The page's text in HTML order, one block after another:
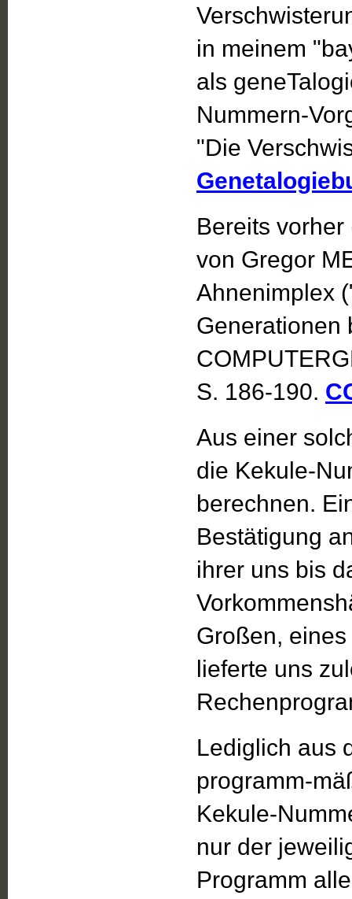
in meinem
als
Nummern-
"Die
Bereits
von Gregor
Ahnenimplex
Generationen
S. 186-190.
Aus einer
die Kekule-
berechnen.
Bestätigung
ihrer uns bis
Großen,
lieferte uns
Lediglich aus
programm-
Kekule-
nur der
Programm